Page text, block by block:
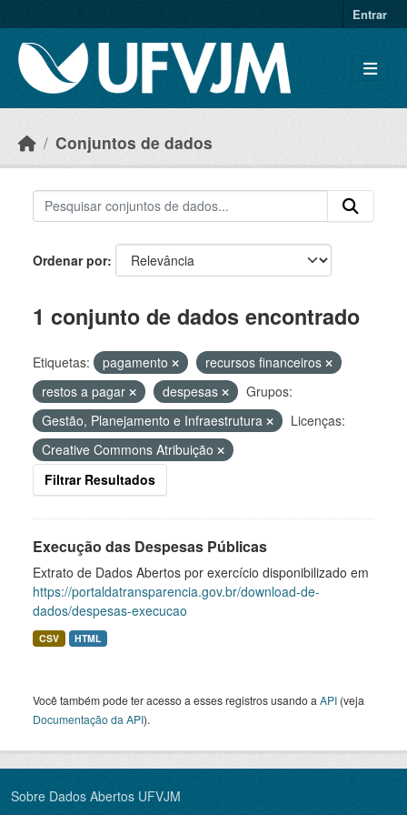
Entrar
Conjuntos de dados
Ordenar por
1 conjunto de dados encontrado
Etiquetas: pagamento
recursos financeiros
restos a pagar
despesas
Grupos:
Gestão, Planejamento e Infraestrutura
Licenças:
Creative Commons Atribuição
Filtrar Resultados
Execução das Despesas Públicas
Extrato de Dados Abertos por exercício disponibilizado em
https://portaldatransparencia.gov.br/download-de-
dados/despesas-execucao
CSV HTML
Você também pode ter acesso a esses registros usando a API (veja
Documentação da API).
Sobre Dados Abertos UFVJM